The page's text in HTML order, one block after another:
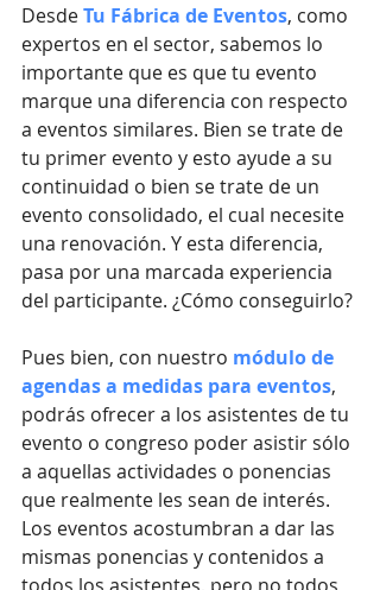
Desde Tu Fábrica de Eventos, como
expertos en el sector, sabemos lo
importante que es que tu evento
marque una diferencia con respecto
a eventos similares. Bien se trate de
tu primer evento y esto ayude a su
continuidad o bien se trate de un
evento consolidado, el cual necesite
una renovación. Y esta diferencia,
pasa por una marcada experiencia
del participante. ¿Cómo conseguirlo?
Pues bien, con nuestro módulo de
agendas a medidas para eventos,
podrás ofrecer a los asistentes de tu
evento o congreso poder asistir sólo
a aquellas actividades o ponencias
que realmente les sean de interés.
Los eventos acostumbran a dar las
mismas ponencias y contenidos a